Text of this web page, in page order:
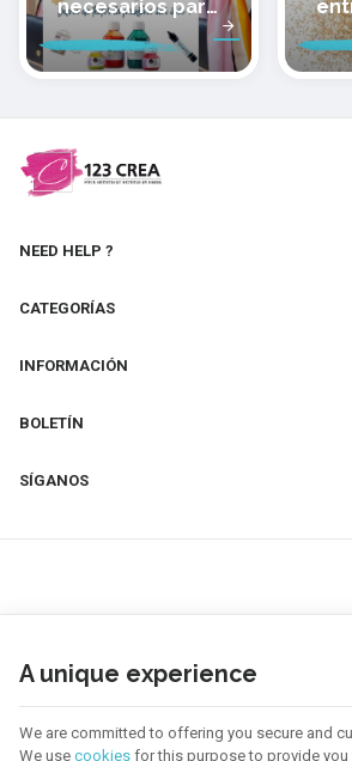
necesarios para
pintar sobre
seda
de
NEED HELP ?
CATEGORÍAS
INFORMACIÓN
BOLETÍN
SÍGANOS
A unique experience
We are committed to offering you secure and
We use cookies for this purpose to provide